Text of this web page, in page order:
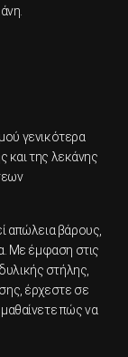
γενικότερα
και της λεκάνης
απώλεια βάρους,
Με έμφαση στις
στήλης,
έρχεστε σε
πώς να